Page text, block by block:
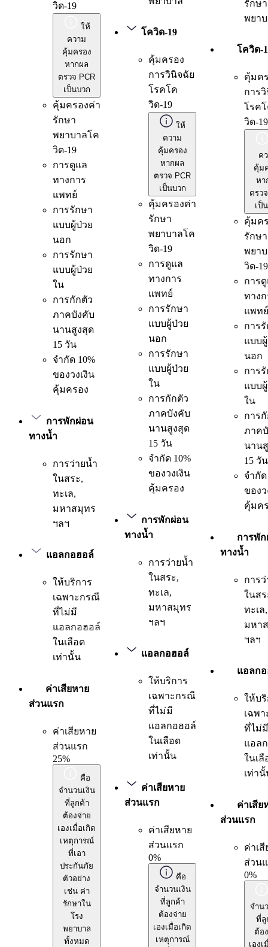
วิด-19
ให้
ความ
คุ้มครอง
หากผล
ตรวจ PCR
เป็นบวก
คุ้มครองค่า
รักษา
พยาบาลโค
วิด-19
การดูแล
ทางการ
แพทย์
การรักษา
แบบผู้ป่วย
นอก
การรักษา
แบบผู้ป่วย
ใน
การกักตัว
ภาคบังคับ
นานสูงสุด
15 วัน
จำกัด 10%
ของวงเงิน
คุ้มครอง
การพักผ่อน
ทางน้ำ
การว่ายน้ำ
ในสระ,
ทะเล,
มหาสมุทร
ฯลฯ
แอลกอฮอล์
ให้บริการ
เฉพาะกรณี
ที่ไม่มี
แอลกอฮอล์
ในเลือด
เท่านั้น
ค่าเสียหาย
ส่วนแรก
ค่าเสียหาย
ส่วนแรก
25%
คือ
จำนวนเงิน
ที่ลูกค้า
ต้องจ่าย
เองเมื่อเกิด
เหตุการณ์
ที่เอา
ประกันภัย
ตัวอย่าง
เช่น ค่า
รักษาใน
โรง
พยาบาล
ทั้งหมด
โควิด-19
คุ้มครอง
การวินิจฉัย
โรคโค
วิด-19
ให้
ความ
คุ้มครอง
หากผล
ตรวจ PCR
เป็นบวก
คุ้มครองค่า
รักษา
พยาบาลโค
วิด-19
การดูแล
ทางการ
แพทย์
การรักษา
แบบผู้ป่วย
นอก
การรักษา
แบบผู้ป่วย
ใน
การกักตัว
ภาคบังคับ
นานสูงสุด
15 วัน
จำกัด 10%
ของวงเงิน
คุ้มครอง
การพักผ่อน
ทางน้ำ
การว่ายน้ำ
ในสระ,
ทะเล,
มหาสมุทร
ฯลฯ
แอลกอฮอล์
ให้บริการ
เฉพาะกรณี
ที่ไม่มี
แอลกอฮอล์
ในเลือด
เท่านั้น
ค่าเสียหาย
ส่วนแรก
ค่าเสียหาย
ส่วนแรก
0%
คือ
จำนวนเงิน
ที่ลูกค้า
ต้องจ่าย
เองเมื่อเกิด
เหตุการณ์
รักษา
พยา
โควิด-
คุ้มค
การ
โรค
วิด-19
ค
คุ้ม
หา
ตรว
เป็
คุ้มค
รักษา
พยา
วิด-19
การ
ทาง
แพทย์
การ
แบบ
นอก
การ
แบบ
ใน
การ
ภาค
นาน
15 วัน
จำกัด
ของว
คุ้มค
การพั
ทางน้ำ
การ
ในสร
ทะเล,
มหา
ฯลฯ
แอลก
ให้บ
เฉพ
ที่ไม่มี
แอล
ในเลื
เท่า
ค่าเสีย
ส่วนแรก
ค่าเ
ส่วน
0%
จำน
ที่ลู
ต้อ
เองเ